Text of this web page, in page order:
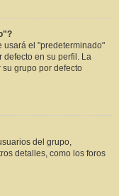
usará el "predeterminado"
defecto en su perfil. La
grupo por defecto
del grupo,
detalles, como los foros